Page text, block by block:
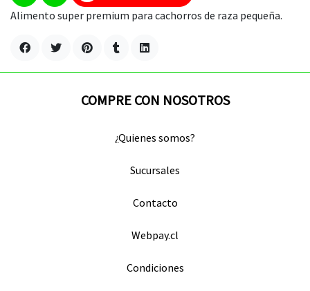
Alimento super premium para cachorros de raza pequeña.
COMPRE CON NOSOTROS
¿Quienes somos?
Sucursales
Contacto
Webpay.cl
Condiciones